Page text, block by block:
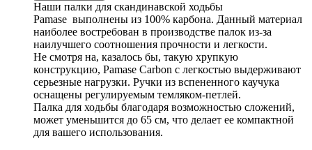
Наши палки для скандинавской ходьбы
Pamase выполнены из 100% карбона. Данный материал
наиболее востребован в производстве палок из-за
наилучшего соотношения прочности и легкости.
Не смотря на, казалось бы, такую хрупкую
конструкцию, Pamase Carbon с легкостью выдерживают
серьезные нагрузки. Ручки из вспененного каучука
оснащены регулируемым темляком-петлей.
Палка для ходьбы благодаря возможностью сложений,
может уменьшится до 65 см, что делает ее компактной
для вашего использования.